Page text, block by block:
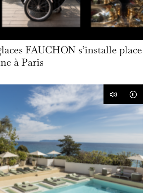
FAUCHON s’installe place
à Paris